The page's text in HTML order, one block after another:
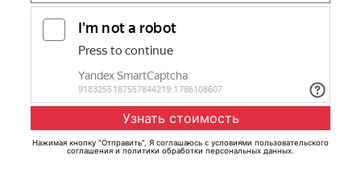
Нажимая кнопку "Отправить", Я соглашаюсь с условиями пользовательского
соглашения и политики обработки персональных данных